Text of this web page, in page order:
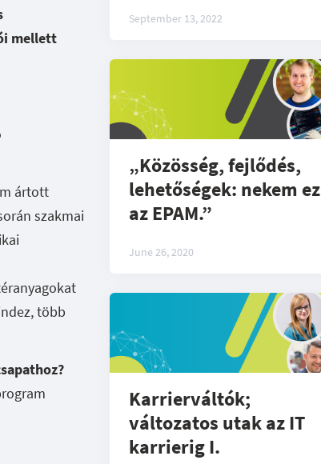
mellett
ártott
szakmai
több
September 13, 2022
„Közösség, fejlődés,
lehetőségek: nekem ez
az EPAM.”
June 26, 2020
Karrierváltók;
változatos utak az IT
karrierig I.